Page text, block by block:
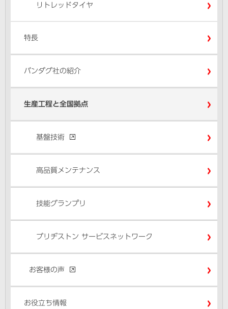
リトレッドタイヤ
特長
バンダグ社の紹介
生産工程と全国拠点
基盤技術
高品質メンテナンス
技能グランプリ
ブリヂストン サービスネットワーク
お客様の声
お役立ち情報